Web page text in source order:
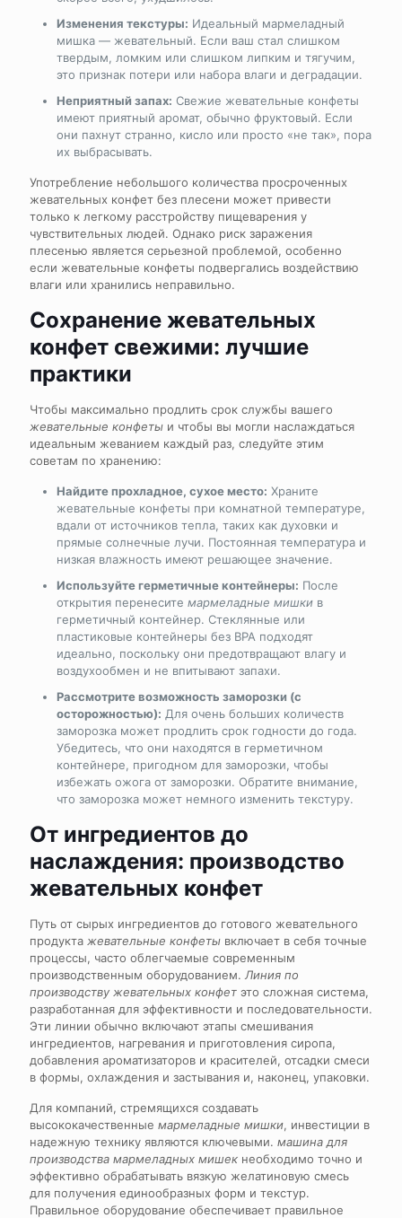
Изменения текстуры: Идеальный мармеладный
мишка — жевательный. Если ваш стал слишком
твердым, ломким или слишком липким и тягучим,
это признак потери или набора влаги и деградации.
Неприятный запах: Свежие жевательные конфеты
имеют приятный аромат, обычно фруктовый. Если
они пахнут странно, кисло или просто «не так», пора
их выбрасывать.
Употребление небольшого количества просроченных
жевательных конфет без плесени может привести
только к легкому расстройству пищеварения у
чувствительных людей. Однако риск заражения
плесенью является серьезной проблемой, особенно
если жевательные конфеты подвергались воздействию
влаги или хранились неправильно.
Сохранение жевательных
конфет свежими: лучшие
практики
Чтобы максимально продлить срок службы вашего
жевательные конфеты и чтобы вы могли наслаждаться
идеальным жеванием каждый раз, следуйте этим
советам по хранению:
Найдите прохладное, сухое место: Храните
жевательные конфеты при комнатной температуре,
вдали от источников тепла, таких как духовки и
прямые солнечные лучи. Постоянная температура и
низкая влажность имеют решающее значение.
Используйте герметичные контейнеры: После
открытия перенесите мармеладные мишки в
герметичный контейнер. Стеклянные или
пластиковые контейнеры без BPA подходят
идеально, поскольку они предотвращают влагу и
воздухообмен и не впитывают запахи.
Рассмотрите возможность заморозки (с
осторожностью): Для очень больших количеств
заморозка может продлить срок годности до года.
Убедитесь, что они находятся в герметичном
контейнере, пригодном для заморозки, чтобы
избежать ожога от заморозки. Обратите внимание,
что заморозка может немного изменить текстуру.
От ингредиентов до
наслаждения: производство
жевательных конфет
Путь от сырых ингредиентов до готового жевательного
продукта жевательные конфеты включает в себя точные
процессы, часто облегчаемые современным
производственным оборудованием. Линия по
производству жевательных конфет это сложная система,
разработанная для эффективности и последовательности.
Эти линии обычно включают этапы смешивания
ингредиентов, нагревания и приготовления сиропа,
добавления ароматизаторов и красителей, отсадки смеси
в формы, охлаждения и застывания и, наконец, упаковки.
Для компаний, стремящихся создавать
высококачественные мармеладные мишки, инвестиции в
надежную технику являются ключевыми. машина для
производства мармеладных мишек необходимо точно и
эффективно обрабатывать вязкую желатиновую смесь
для получения единообразных форм и текстур.
Правильное оборудование обеспечивает правильное